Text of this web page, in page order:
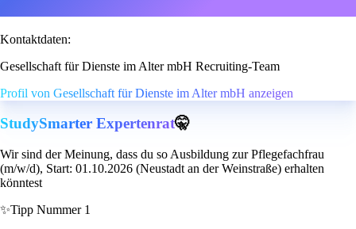
Kontaktdaten:
Gesellschaft für Dienste im Alter mbH Recruiting-Team
Profil von Gesellschaft für Dienste im Alter mbH anzeigen
StudySmarter Expertenrat🤫
Wir sind der Meinung, dass du so Ausbildung zur Pflegefachfrau
(m/w/d), Start: 01.10.2026 (Neustadt an der Weinstraße) erhalten
könntest
✨Tipp Nummer 1